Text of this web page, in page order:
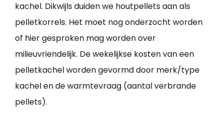
kachel. Dikwijls duiden we houtpellets aan als
pelletkorrels. Het moet nog onderzocht worden
of hier gesproken mag worden over
milieuvriendelijk. De wekelijkse kosten van een
pelletkachel worden gevormd door merk/type
kachel en de warmtevraag (aantal verbrande
pellets).